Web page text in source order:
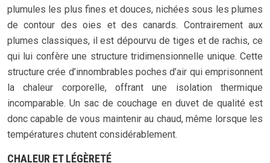
plumules les plus fines et douces, nichées sous les plumes
de contour des oies et des canards. Contrairement aux
plumes classiques, il est dépourvu de tiges et de rachis, ce
qui lui confère une structure tridimensionnelle unique. Cette
structure crée d’innombrables poches d’air qui emprisonnent
la chaleur corporelle, offrant une isolation thermique
incomparable. Un sac de couchage en duvet de qualité est
donc capable de vous maintenir au chaud, même lorsque les
températures chutent considérablement.
CHALEUR ET LÉGÈRETÉ